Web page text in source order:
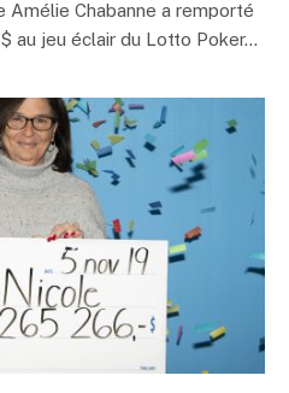
Chabanne a remporté
au jeu éclair du Lotto Poker…